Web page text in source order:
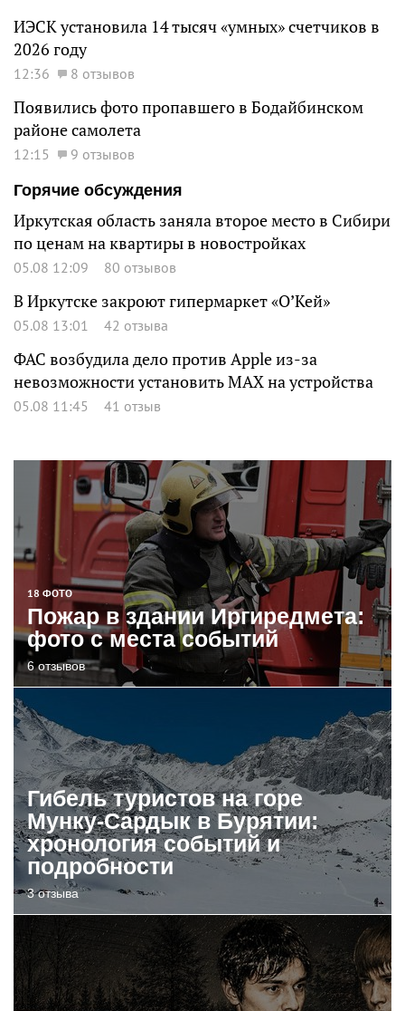
ИЭСК установила 14 тысяч «умных» счетчиков в
2026 году
12:36 8 отзывов
Появились фото пропавшего в Бодайбинском
районе самолета
12:15
9 отзывов
Горячие обсуждения
Иркутская область заняла второе место в Сибири
по ценам на квартиры в новостройках
05.08 12:09 80 отзывов
В Иркутске закроют гипермаркет «О’Кей»
05.08 13:01 42 отзыва
ФАС возбудила дело против Apple из-за
невозможности установить MAX на устройства
05.08 11:45 41 отзыв
18 ФОТО
Пожар в здании Иргиредмета:
фото с места событий
6 отзывов
Гибель туристов на горе
Мунку-Сардык в Бурятии:
хронология событий и
подробности
3 отзыва